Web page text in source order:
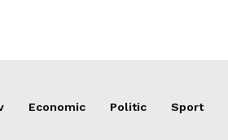
Economic Politic Sport